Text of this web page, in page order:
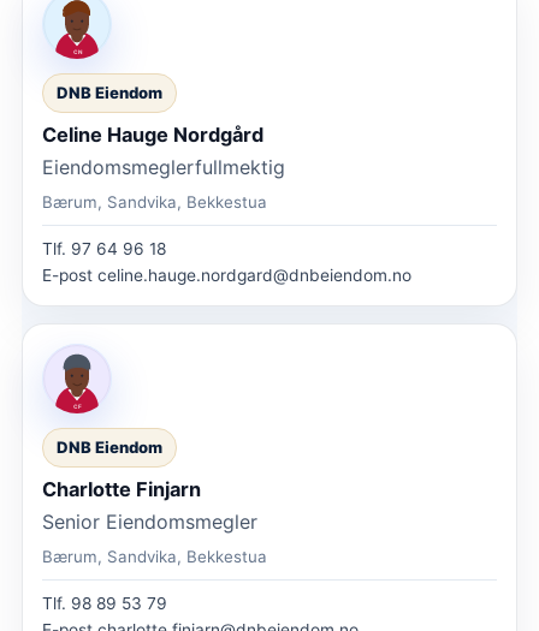
DNB Eiendom
Celine Hauge Nordgård
Eiendomsmeglerfullmektig
Bærum, Sandvika, Bekkestua
Tlf. 97 64 96 18
E-post celine.hauge.nordgard@dnbeiendom.no
DNB Eiendom
Charlotte Finjarn
Senior Eiendomsmegler
Bærum, Sandvika, Bekkestua
Tlf. 98 89 53 79